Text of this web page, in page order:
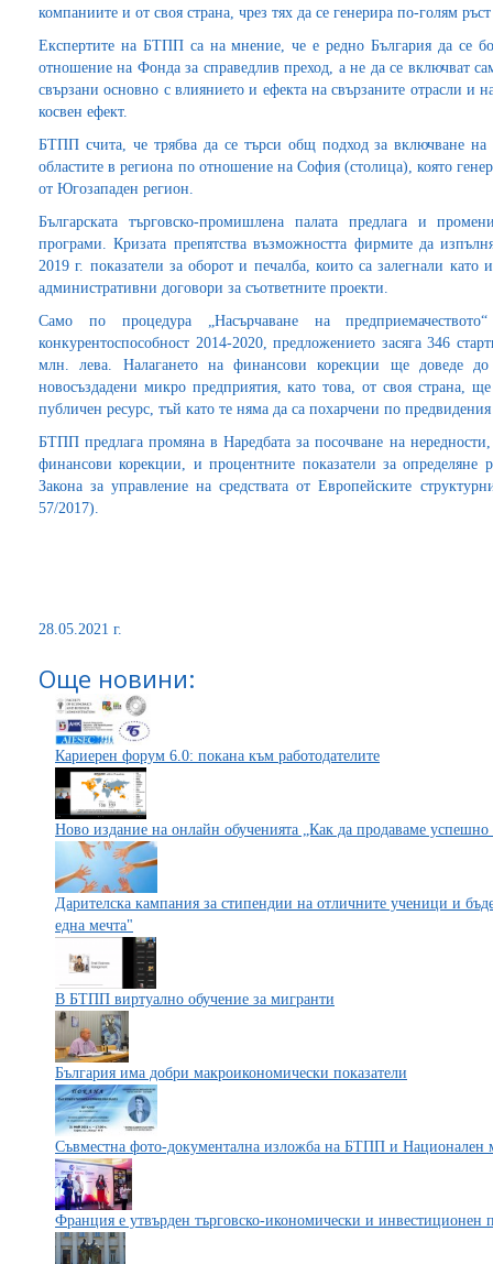
компаниите и от своя страна, чрез тях да се генерира по-голям
Експертите на БТПП са на мнение, че е редно България да се
отношение на Фонда за справедлив преход, а не да се включват
свързани основно с влиянието и ефекта на свързаните отрасли и
косвен ефект.
БТПП счита, че трябва да се търси общ подход за включване на
областите в региона по отношение на София (столица), която
от Югозападен регион.
Българската търговско-промишлена палата предлага и
програми. Кризата препятства възможността фирмите да
2019 г. показатели за оборот и печалба, които са залегнали
административни договори за съответните проекти.
Само по процедура „Насърчаване на
конкурентоспособност 2014-2020, предложението засяга 346
млн. лева. Налагането на финансови корекции ще доведе
новосъздадени микро предприятия, като това, от своя страна,
публичен ресурс, тъй като те няма да са похарчени по предвидения
БТПП предлага промяна в Наредбата за посочване на
финансови корекции, и процентните показатели за определяне
Закона за управление на средствата от Европейските
57/2017).
28.05.2021 г.
Още новини:
Кариерен форум 6.0: покана към работодателите
Ново издание на онлайн обученията „Как да продаваме
Дарителска кампания за стипендии на отличните ученици и
една мечта"
В БТПП виртуално обучение за мигранти
България има добри макроикономически показатели
Съвместна фото-документална изложба на БТПП и Национален
Франция е утвърден търговско-икономически и инвестиционен